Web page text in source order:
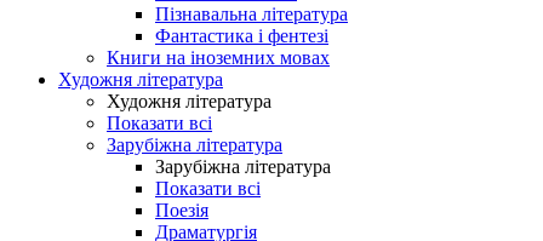
Пізнавальна література
Фантастика і фентезі
Книги на іноземних мовах
Художня література
Художня література
Показати всі
Зарубіжна література
Зарубіжна література
Показати всі
Поезія
Драматургія